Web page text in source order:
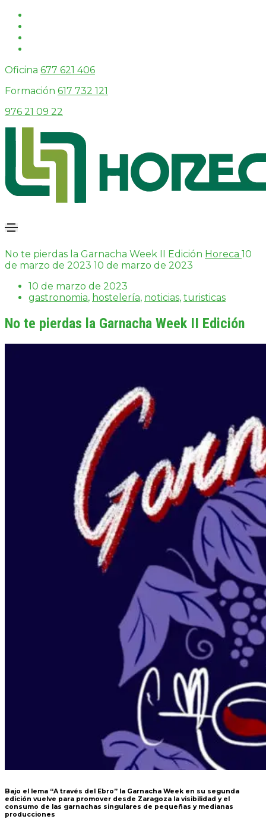
Oficina 677 621 406
Formación 617 732 121
976 21 09 22
No te pierdas la Garnacha Week II Edición Horeca 10
de marzo de 2023 10 de marzo de 2023
10 de marzo de 2023
gastronomia, hostelería, noticias, turisticas
No te pierdas la Garnacha Week II Edición
Bajo el lema “A través del Ebro” la Garnacha Week en su segunda
edición vuelve para promover desde Zaragoza la visibilidad y el
consumo de las garnachas singulares de pequeñas y medianas
producciones